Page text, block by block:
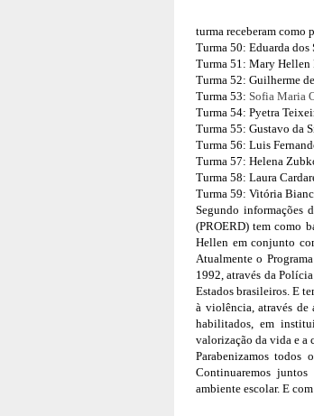
turma receberam como
Turma 50: Eduarda dos
Turma 51: Mary Hellen
Turma 52: Guilherme
Turma 53: Sofia Maria
Turma 54: Pyetra
Turma 55: Gustavo da
Turma 56: Luis
Turma 57: Helena
Turma 58: Laura
Turma 59: Vitória
Segundo informações
(PROERD) tem como
Hellen em conjunto
Atualmente o
1992, através da
Estados brasileiros. E
à violência, através de
habilitados, em
valorização da vida e a
Parabenizamos todos
Continuaremos
ambiente escolar. E